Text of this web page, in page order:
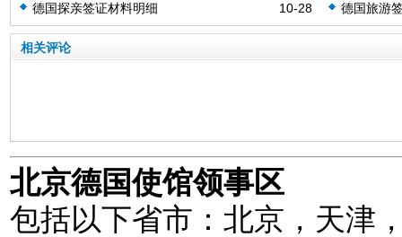
10-28
德国探亲签证材料明细 德国旅游
相关评论
北京德国使馆领事区
包括以下省市：北京，天津